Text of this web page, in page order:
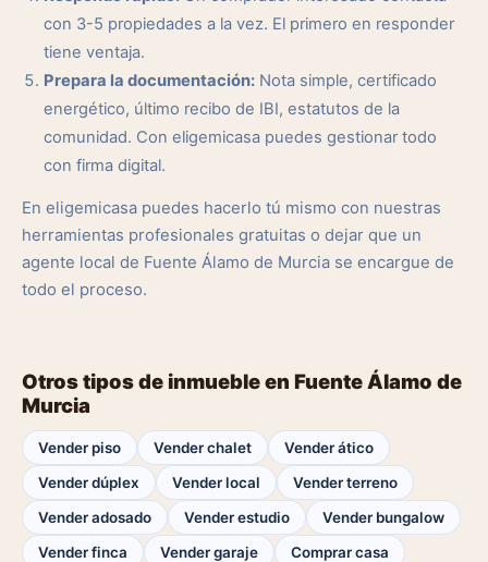
con 3-5 propiedades a la vez. El primero en responder
tiene ventaja.
Prepara la documentación: Nota simple, certificado
energético, último recibo de IBI, estatutos de la
comunidad. Con eligemicasa puedes gestionar todo
con firma digital.
En eligemicasa puedes hacerlo tú mismo con nuestras
herramientas profesionales gratuitas o dejar que un
agente local de Fuente Álamo de Murcia se encargue de
todo el proceso.
Otros tipos de inmueble en Fuente Álamo de
Murcia
Vender piso Vender chalet
Vender ático
Vender dúplex
Vender local
Vender terreno
Vender adosado
Vender estudio
Vender bungalow
Vender finca
Vender garaje
Comprar casa